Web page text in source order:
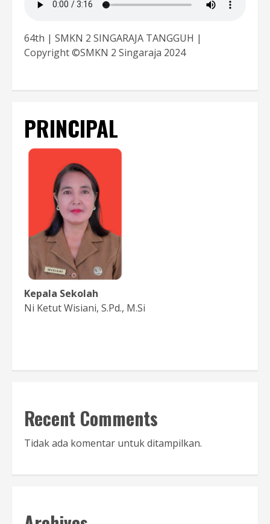
64th | SMKN 2 SINGARAJA TANGGUH |
Copyright ©SMKN 2 Singaraja 2024
PRINCIPAL
Kepala Sekolah
Ni Ketut Wisiani, S.Pd., M.Si
Recent Comments
Tidak ada komentar untuk ditampilkan.